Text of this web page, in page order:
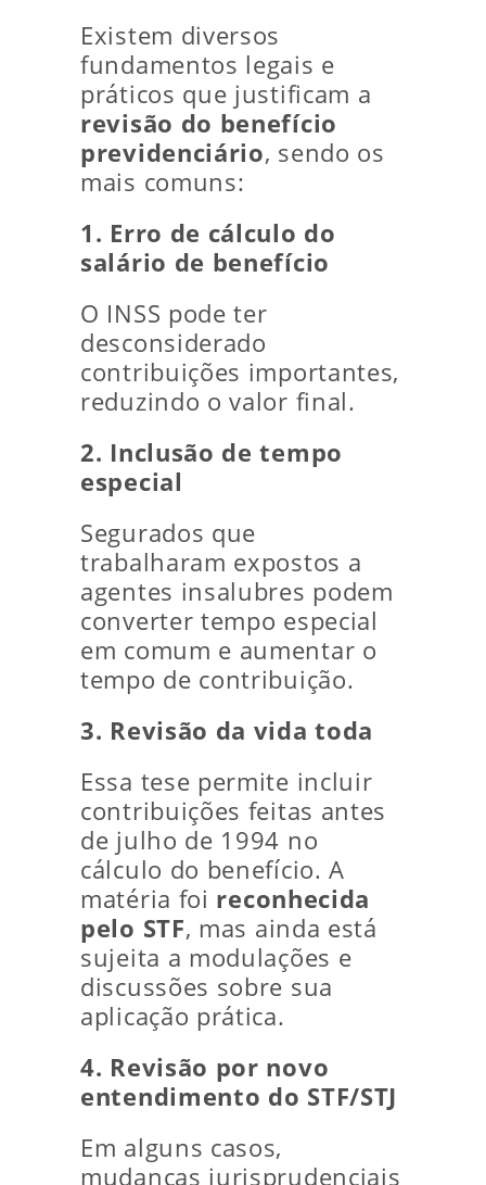
Existem diversos
fundamentos legais e
práticos que justificam a
revisão do benefício
previdenciário, sendo os
mais comuns:
1. Erro de cálculo do
salário de benefício
O INSS pode ter
desconsiderado
contribuições importantes,
reduzindo o valor final.
2. Inclusão de tempo
especial
Segurados que
trabalharam expostos a
agentes insalubres podem
converter tempo especial
em comum e aumentar o
tempo de contribuição.
3. Revisão da vida toda
Essa tese permite incluir
contribuições feitas antes
de julho de 1994 no
cálculo do benefício. A
matéria foi reconhecida
pelo STF, mas ainda está
sujeita a modulações e
discussões sobre sua
aplicação prática.
4. Revisão por novo
entendimento do STF/STJ
Em alguns casos,
mudanças jurisprudenciais